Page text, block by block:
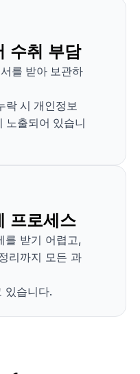
수취 부담
를 받아 보관하
락 시 개인정보
노출되어 있습니
프로세스
를 받기 어렵고,
리까지 모든 과
있습니다.